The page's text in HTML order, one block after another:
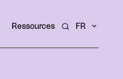
Ressources Rechercher un
FR